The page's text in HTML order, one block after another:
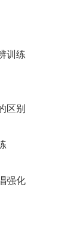
训练
区别
强化